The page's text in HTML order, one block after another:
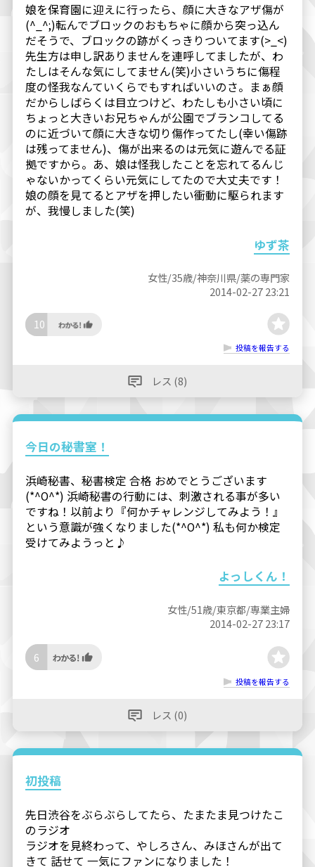
娘を保育園に迎えに行ったら、顔に大きなアザ傷が
(^_^;)転んでブロックのおもちゃに顔から突っ込ん
だそうで、ブロックの跡がくっきりついてます(>_<)
先生方は申し訳ありませんを連呼してましたが、わ
たしはそんな気にしてません(笑)小さいうちに傷程
度の怪我なんていくらでもすればいいのさ。まぁ顔
だからしばらくは目立つけど、わたしも小さい頃に
ちょっと大きいお兄ちゃんが公園でブランコしてる
のに近づいて顔に大きな切り傷作ってたし(幸い傷跡
は残ってません)、傷が出来るのは元気に遊んでる証
拠ですから。あ、娘は怪我したことを忘れてるんじ
ゃないかってくらい元気にしてたので大丈夫です！
娘の顔を見てるとアザを押したい衝動に駆られます
が、我慢しました(笑)
ゆず茶
女性/35歳/神奈川県/薬の専門家
2014-02-27 23:21
10
投稿を報告する
レス (8)
今日の秘書室！
浜崎秘書、秘書検定 合格 おめでとうございます
(*^O^*) 浜崎秘書の行動には、刺激される事が多い
ですね！以前より『何かチャレンジしてみよう！』
という意識が強くなりました(*^O^*) 私も何か検定
受けてみようっと♪
よっしくん！
女性/51歳/東京都/専業主婦
2014-02-27 23:17
6
投稿を報告する
レス (0)
初投稿
先日渋谷をぶらぶらしてたら、たまたま見つけたこ
のラジオ
ラジオを見終わって、やしろさん、みほさんが出て
きて 話せて 一気にファンになりました！